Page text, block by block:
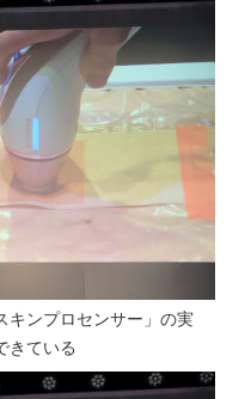
キンプロセンサー」の実
きている